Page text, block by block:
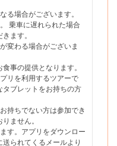
る場合がございます。
乗車に遅れられた場合
ます。
変わる場合がございま
事の提供となります。
リを利用するツアーで
ブレットをお持ちの方
持ちでない方は参加でき
ません。
す。アプリをダウンロー
られてくるメールより